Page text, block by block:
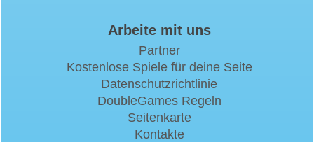
Arbeite mit uns
Partner
Kostenlose Spiele für deine Seite
Datenschutzrichtlinie
DoubleGames Regeln
Seitenkarte
Kontakte